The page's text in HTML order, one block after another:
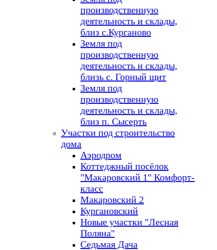
производственную
деятельность и склады,
близ с.Курганово
Земля под
производственную
деятельность и склады,
близь с. Горный щит
Земля под
производственную
деятельность и склады,
близ п. Сысерть
Участки под строительство
дома
Аэродром
Коттеджный посёлок
"Макаровский 1" Комфорт-
класс
Макаровский 2
Кургановский
Новые участки "Лесная
Поляна"
Седьмая Дача